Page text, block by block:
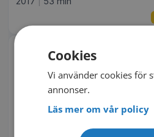
Tornedalingarnas dag
Programledarna Rebecka
Martikainen tar oss med till
Kattilakoski för att fira
Cookies
Vi använder cookies för
annonser.
Läs mer om vår policy